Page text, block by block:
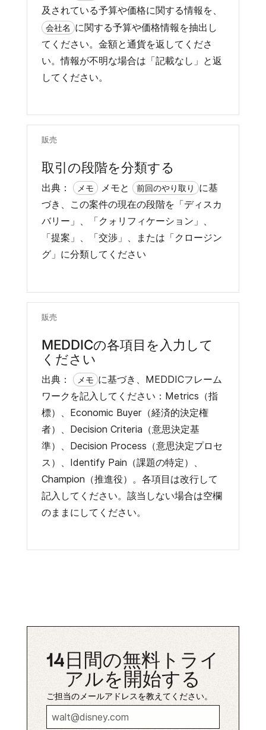
及されている予算や価格に関する情報を、
会社名 に関する予算や価格情報を抽出し
てください。金額と通貨を返してくださ
い。情報が不明な場合は「記載なし」と返
してください。
販売
取引の段階を分類する
出典： メモ メモと 前回のやり取り に基
づき、この案件の現在の段階を「ディスカ
バリー」、「クォリフィケーション」、
「提案」、「交渉」、または「クロージン
グ」に分類してください
販売
MEDDICの各項目を入力して
ください
出典： メモ に基づき、MEDDICフレーム
ワークを記入してください：Metrics（指
標）、Economic Buyer（経済的決定権
者）、Decision Criteria（意思決定基
準）、Decision Process（意思決定プロセ
ス）、Identify Pain（課題の特定）、
Champion（推進役）。各項目は改行して
記入してください。該当しない場合は空欄
のままにしてください。
14日間の無料トライ
アルを開始する
ご担当のメールアドレスを教えてください。